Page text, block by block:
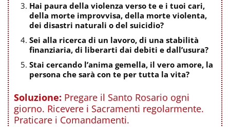
Hai paura della violenza verso te e i tuoi cari,
della morte improvvisa, della morte violenta,
dei disastri naturali o del suicidio?
Sei alla ricerca di un lavoro, di una stabilità
finanziaria, di liberarti dai debiti e dall’usura?
Stai cercando l’anima gemella, il vero amore, la
persona che sarà con te per tutta la vita?
Soluzione: Pregare il Santo Rosario ogni
giorno. Ricevere i Sacramenti regolarmente.
Praticare i Comandamenti.